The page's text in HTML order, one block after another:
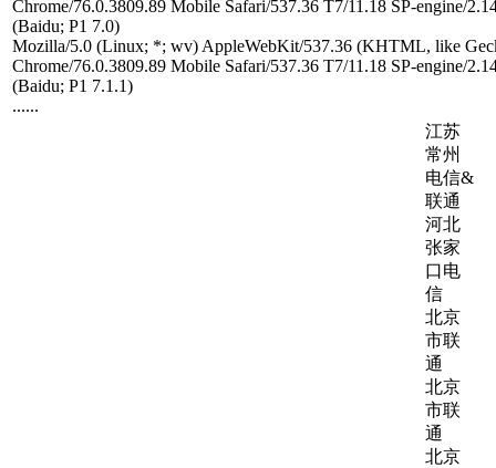
Chrome/76.0.3809.89 Mobile Safari/537.36 T7/11.18 SP-engine/
(Baidu; P1 7.0)
Mozilla/5.0 (Linux; *; wv) AppleWebKit/537.36 (KHTML, like
Chrome/76.0.3809.89 Mobile Safari/537.36 T7/11.18 SP-engine/
(Baidu; P1 7.1.1)
......
江苏
常州
电信&
联通
河北
张家
口电
信
北京
市联
通
北京
市联
通
北京